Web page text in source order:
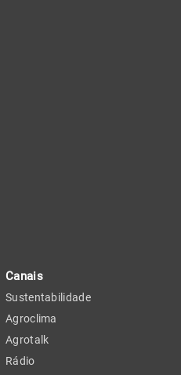
Canais
Sustentabilidade
Agroclima
Agrotalk
Rádio